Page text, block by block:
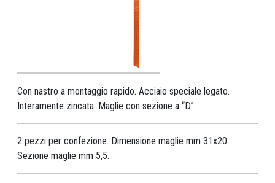
Con nastro a montaggio rapido. Acciaio speciale legato.
Interamente zincata. Maglie con sezione a “D”
2 pezzi per confezione. Dimensione maglie mm 31x20.
Sezione maglie mm 5,5.